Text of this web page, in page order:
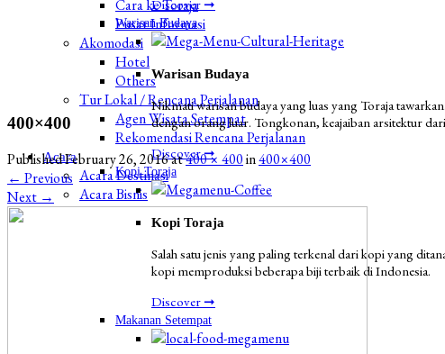
Cara ke Toraja
Pusat Informasi
Akomodasi
Hotel
Others
Tur Lokal / Rencana Perjalanan
Agen Wisata Setempat
Rekomendasi Rencana Perjalanan
Acara
Acara Destinasi
Acara Bisnis
Discover ➞
Warisan Budaya
Warisan Budaya
Nikmati warisan budaya yang luas yang Toraja
dengan orang luar. Tongkonan, keajaiban arsitektur
Discover ➞
Kopi Toraja
Kopi Toraja
Salah satu jenis yang paling terkenal dari kopi yang
kopi memproduksi beberapa biji terbaik di Indonesia.
Discover ➞
Makanan Setempat
400×400
PublishedFebruary 26, 2016at400 × 400in400×400
← Previous
Next →